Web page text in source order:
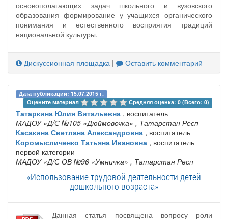
основополагающих задач школьного и вузовского
образования формирование у учащихся органического
понимания и естественного восприятия традиций
национальной культуры.
Дискуссионная площадка | Оставить комментарий
Дата публикации: 15.07.2015 г.
Оцените материал
Средняя оценка: 0 (Всего: 0)
Татаркина Юлия Витальевна , воспитатель
МАДОУ «Д/С №105 «Дюймовочка» , Татарстан Респ
Касакина Светлана Александровна , воспитатель
Коромысличенко Татьяна Ивановна , воспитатель
первой категории
МАДОУ «Д/С ОВ №96 «Умничка» , Татарстан Респ
«Использование трудовой деятельности детей
дошкольного возраста»
Данная статья посвящена вопросу роли